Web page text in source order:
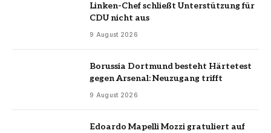
Linken-Chef schließt Unterstützung für
CDU nicht aus
9 August 2026
Borussia Dortmund besteht Härtetest
gegen Arsenal: Neuzugang trifft
9 August 2026
Edoardo Mapelli Mozzi gratuliert auf